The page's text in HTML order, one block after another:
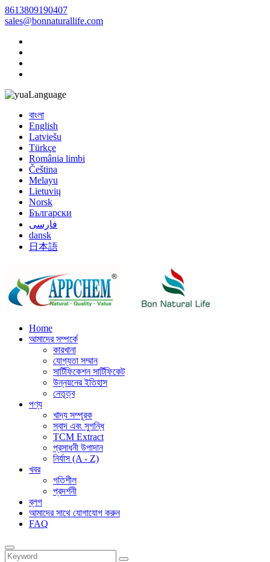
8613809190407
sales@bonnaturallife.com
Language
বাংলা
English
Latviešu
Türkçe
România limbi
Čeština
Melayu
Lietuvių
Norsk
Български
فارسی
dansk
日本語
Home
আমাদের সম্পর্কে
কারখানা
যোগ্যতা সম্মান
সার্টিফিকেশন সার্টিফিকেট
উন্নয়নের ইতিহাস
নেতৃত্ব
পণ্য
খাদ্য সম্পূরক
স্বাদ এবং সুগন্ধি
TCM Extract
প্রসাধনী উপাদান
নির্যাস (A - Z)
খবর
গতিশীল
প্রদর্শনী
ব্লগ
আমাদের সাথে যোগাযোগ করুন
FAQ